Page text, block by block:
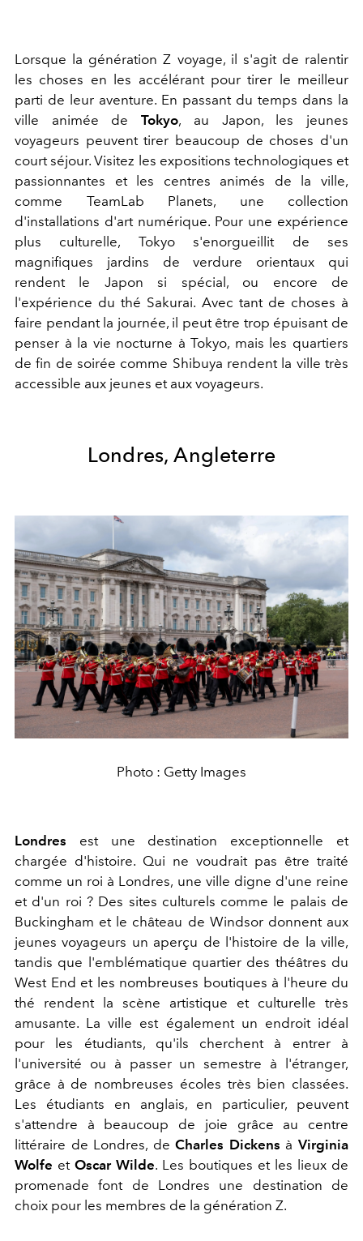
Lorsque la génération Z voyage, il s'agit de ralentir
les choses en les accélérant pour tirer le meilleur
parti de leur aventure. En passant du temps dans la
ville animée de
Tokyo, au Japon, les jeunes
voyageurs peuvent tirer beaucoup de choses d'un
court séjour. Visitez les expositions technologiques et
passionnantes et les centres animés de la ville,
comme TeamLab Planets, une collection
d'installations d'art numérique. Pour une expérience
plus culturelle, Tokyo s'enorgueillit de ses
magnifiques jardins de verdure orientaux qui
rendent le Japon si spécial, ou encore de
l'expérience du thé Sakurai. Avec tant de choses à
faire pendant la journée, il peut être trop épuisant de
penser à la vie nocturne à Tokyo, mais les quartiers
de fin de soirée comme Shibuya rendent la ville très
accessible aux jeunes et aux voyageurs.
Londres, Angleterre
Photo : Getty Images
Londres
est une destination exceptionnelle et
chargée d'histoire. Qui ne voudrait pas être traité
comme un roi à Londres, une ville digne d'une reine
et d'un roi ? Des sites culturels comme le palais de
Buckingham et le château de Windsor donnent aux
jeunes voyageurs un aperçu de l'histoire de la ville,
tandis que l'emblématique quartier des théâtres du
West End et les nombreuses boutiques à l'heure du
thé rendent la scène artistique et culturelle très
amusante. La ville est également un endroit idéal
pour les étudiants, qu'ils cherchent à entrer à
l'université ou à passer un semestre à l'étranger,
grâce à de nombreuses écoles très bien classées.
Les étudiants en anglais, en particulier, peuvent
s'attendre à beaucoup de joie grâce au centre
littéraire de Londres, de Charles Dickens à Virginia
Wolfe et Oscar Wilde. Les boutiques et les lieux de
promenade font de Londres une destination de
choix pour les membres de la génération Z.